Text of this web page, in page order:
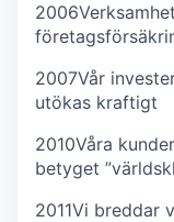
2006
2007Vår
utökas kraftigt
2010Våra
betyget
2011Vi breddar